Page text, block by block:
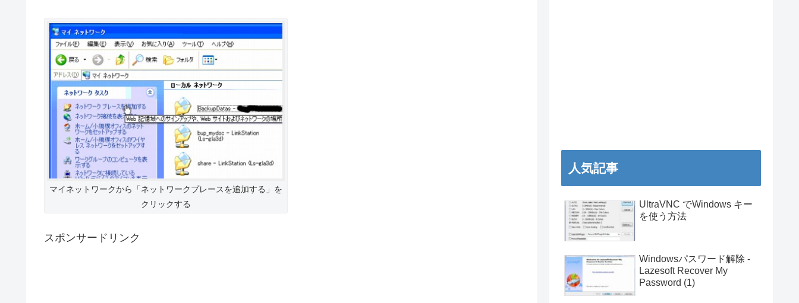
マイネットワークから「ネットワークプレースを追加する」を
クリックする
スポンサードリンク
人気記事
UltraVNC でWindows キー
を使う方法
Windowsパスワード解除 -
Lazesoft Recover My
Password (1)